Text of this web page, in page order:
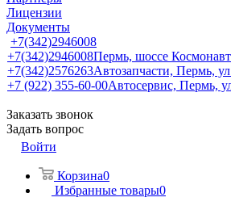
Лицензии
Документы
+7(342)2946008
+7(342)2946008Пермь, шоссе
+7(342)2576263Автозапчасти, Пермь,
+7 (922) 355-60-00Автосервис, Пермь,
Заказать звонок
Задать вопрос
Войти
Корзина0
Избранные товары0